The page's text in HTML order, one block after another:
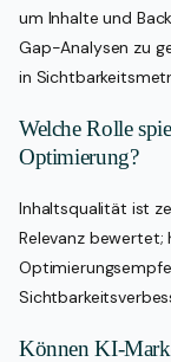
um Inhalte und
Gap-Analysen zu
in
Welche Rolle
Optimierung?
Inhaltsqualität ist
Relevanz bewertet;
Können KI-